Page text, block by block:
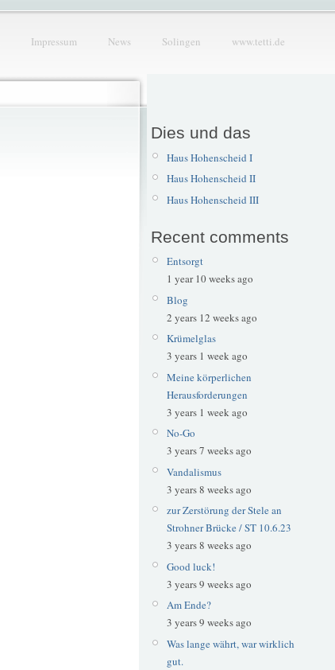
Impressum News Solingen www.tetti.de
Dies und das
Haus Hohenscheid I
Haus Hohenscheid II
Haus Hohenscheid III
Recent comments
Entsorgt
1 year 10 weeks ago
Blog
2 years 12 weeks ago
Krümelglas
3 years 1 week ago
Meine körperlichen
Herausforderungen
3 years 1 week ago
No-Go
3 years 7 weeks ago
Vandalismus
3 years 8 weeks ago
zur Zerstörung der Stele an
Strohner Brücke / ST 10.6.23
3 years 8 weeks ago
Good luck!
3 years 9 weeks ago
Am Ende?
3 years 9 weeks ago
Was lange währt, war wirklich
gut.